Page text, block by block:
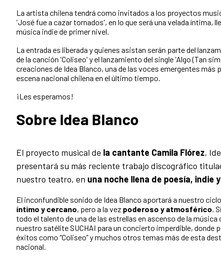
La artista chilena tendrá como invitados a los proyectos
'José fue a cazar tornados', en lo que será una velada íntima,
música indie de primer nivel.
La entrada es liberada y quienes asistan serán parte del
de la canción 'Coliseo' y el lanzamiento del single 'Algo (Tan
creaciones de Idea Blanco, una de las voces emergentes más
escena nacional chilena en el último tiempo.
¡Les esperamos!
Sobre Idea Blanco
El proyecto musical de la cantante Camila Flórez,
presentará su más reciente trabajo discográfico
nuestro teatro, en una noche llena de poesía, indie
El inconfundible sonido de Idea Blanco aportará a nuestro
íntimo y cercano, pero a la vez poderoso y atmosférico.
todo el talento de una de las estrellas en ascenso de la música
nuestro satélite SUCHAI para un concierto imperdible, donde
éxitos como “Coliseo” y muchos otros temas más de esta
nacional.